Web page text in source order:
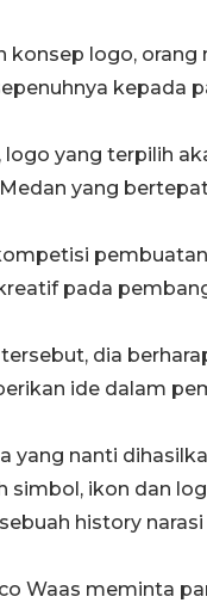
konsep logo,
kepada
logo yang terpilih
yang
pada
dia
ide dalam
yang nanti
simbol, ikon dan
history
Waas meminta